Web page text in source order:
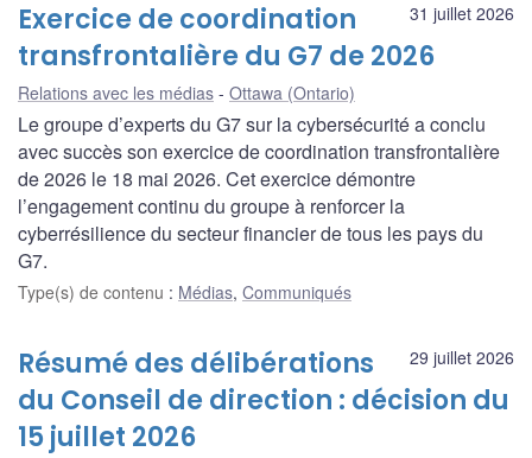
31 juillet 2026
Exercice de coordination
transfrontalière du G7 de 2026
Relations avec les médias Ottawa (Ontario)
Le groupe d’experts du G7 sur la cybersécurité a conclu
avec succès son exercice de coordination transfrontalière
de 2026 le 18 mai 2026. Cet exercice démontre
l’engagement continu du groupe à renforcer la
cyberrésilience du secteur financier de tous les pays du
G7.
Type(s) de contenu : Médias, Communiqués
29 juillet 2026
Résumé des délibérations
du Conseil de direction : décision du
15 juillet 2026